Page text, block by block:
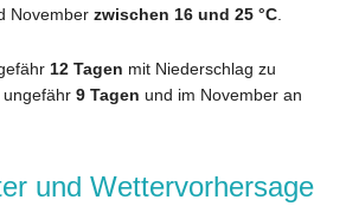
November zwischen 16 und 25 °C.
12 Tagen mit Niederschlag zu
9 Tagen und im November an
und Wettervorhersage